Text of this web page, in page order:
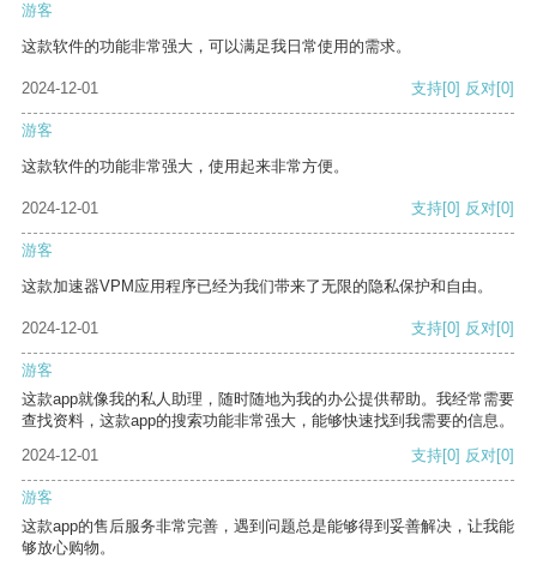
游客
这款软件的功能非常强大，可以满足我日常使用的需求。
2024-12-01 支持[0] 反对[0]
游客
这款软件的功能非常强大，使用起来非常方便。
2024-12-01 支持[0] 反对[0]
游客
这款加速器VPM应用程序已经为我们带来了无限的隐私保护和自由。
2024-12-01 支持[0] 反对[0]
游客
这款app就像我的私人助理，随时随地为我的办公提供帮助。我经常需要
查找资料，这款app的搜索功能非常强大，能够快速找到我需要的信息。
2024-12-01
支持[0] 反对[0]
游客
这款app的售后服务非常完善，遇到问题总是能够得到妥善解决，让我能
够放心购物。